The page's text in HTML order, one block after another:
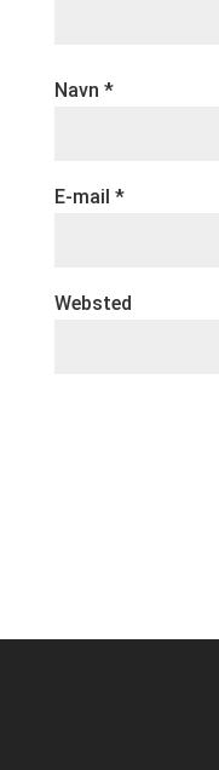
Navn *
E-mail *
Websted